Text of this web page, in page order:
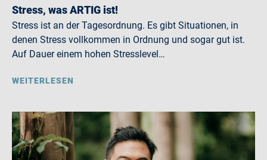
Stress, was ARTIG ist!
Stress ist an der Tagesordnung. Es gibt Situationen, in
denen Stress vollkommen in Ordnung und sogar gut ist.
Auf Dauer einem hohen Stresslevel…
WEITERLESEN